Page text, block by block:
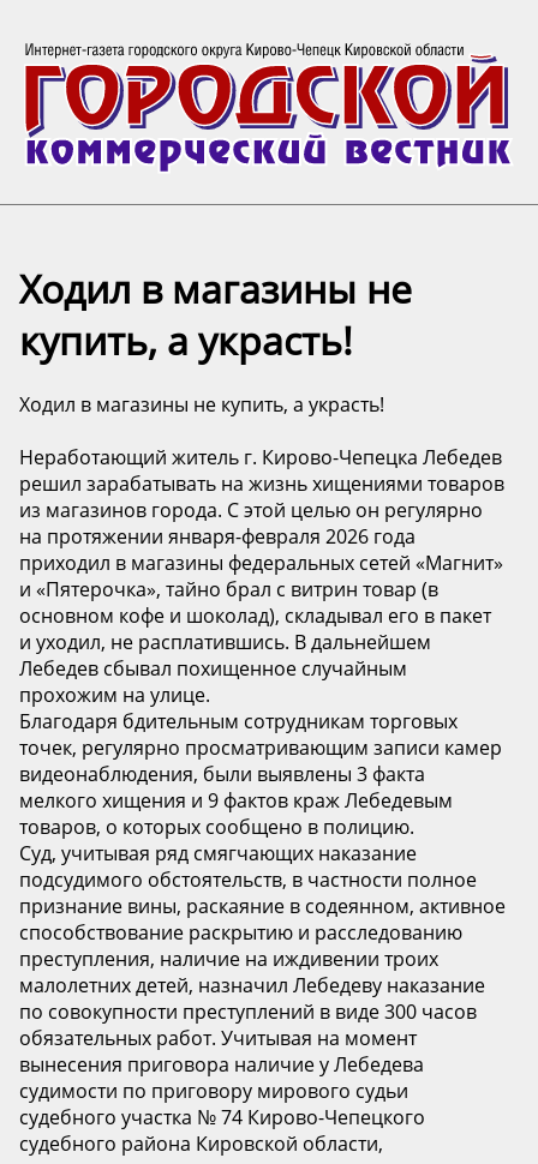
Ходил в магазины не
купить, а украсть!
Ходил в магазины не купить, а украсть!
Неработающий житель г. Кирово-Чепецка Лебедев
решил зарабатывать на жизнь хищениями товаров
из магазинов города. С этой целью он регулярно
на протяжении января-февраля 2026 года
приходил в магазины федеральных сетей «Магнит»
и «Пятерочка», тайно брал с витрин товар (в
основном кофе и шоколад), складывал его в пакет
и уходил, не расплатившись. В дальнейшем
Лебедев сбывал похищенное случайным
прохожим на улице.
Благодаря бдительным сотрудникам торговых
точек, регулярно просматривающим записи камер
видеонаблюдения, были выявлены 3 факта
мелкого хищения и 9 фактов краж Лебедевым
товаров, о которых сообщено в полицию.
Суд, учитывая ряд смягчающих наказание
подсудимого обстоятельств, в частности полное
признание вины, раскаяние в содеянном, активное
способствование раскрытию и расследованию
преступления, наличие на иждивении троих
малолетних детей, назначил Лебедеву наказание
по совокупности преступлений в виде 300 часов
обязательных работ. Учитывая на момент
вынесения приговора наличие у Лебедева
судимости по приговору мирового судьи
судебного участка № 74 Кирово-Чепецкого
судебного района Кировской области,